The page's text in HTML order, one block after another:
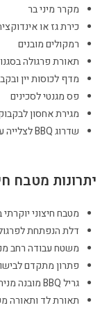
מקרר מיני בר
כירת גז או
רמקולים מובנים
תאורת פרגולה
מדף לכוסות יין
פס מגנטי לסכינים
מגירת אחסון
שדרוג BBQ לצלייה על גחלים
יתרונות מטבח
מטבח חיצוני יוקרתי
דלת הנפתחת
משטח עבודה רחב
פתרון מתקדם
גריל BBQ מובנה מנירוסטה
תאורת לד ותאורה